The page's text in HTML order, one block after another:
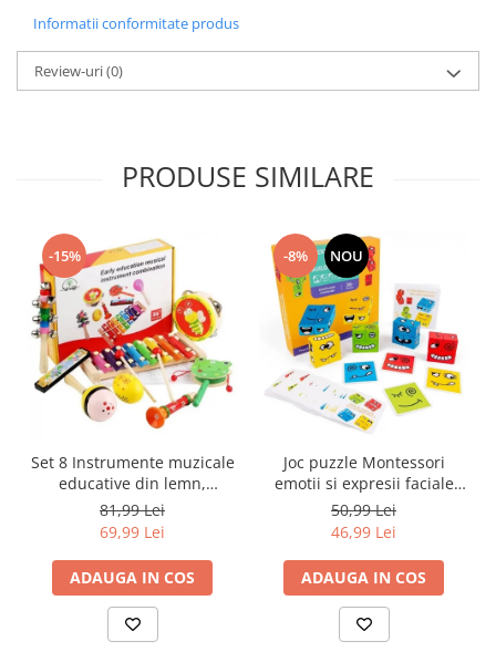
Informatii conformitate produs
Review-uri(0)
PRODUSE SIMILARE
-15%
Set 8 Instrumente muzicale
educative din lemn,
multicolor
81,99 Lei
69,99 Lei
ADAUGA IN COS
-8% NOU
Joc puzzle Montessori
emotii si expresii faciale
cuburi din lemn, multicolor
50,99 Lei
46,99 Lei
ADAUGA IN COS